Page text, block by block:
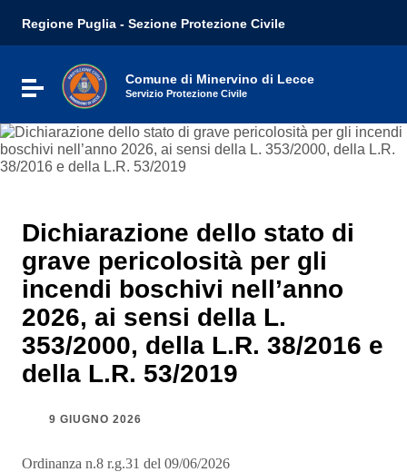
Vai al menu di navigazione
Vai al footer
Regione Puglia - Sezione Protezione Civile
Attiva / disattiva la navigazione
Comune di Minervino di Lecce
Servizio Protezione Civile
Dichiarazione dello stato di
grave pericolosità per gli
incendi boschivi nell’anno
2026, ai sensi della L.
353/2000, della L.R. 38/2016 e
della L.R. 53/2019
9 GIUGNO 2026
Ordinanza n.8 r.g.31 del 09/06/2026